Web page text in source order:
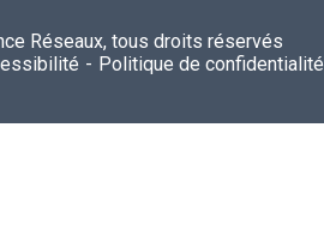
Réseaux, tous droits réservés
Politique de confidentialité